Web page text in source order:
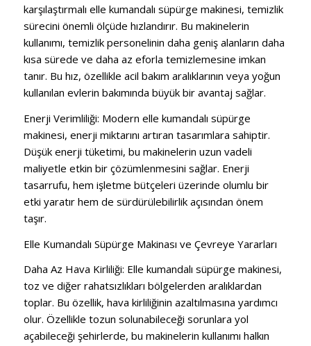
karşılaştırmalı elle kumandalı süpürge makinesi, temizlik
sürecini önemli ölçüde hızlandırır. Bu makinelerin
kullanımı, temizlik personelinin daha geniş alanların daha
kısa sürede ve daha az eforla temizlemesine imkan
tanır. Bu hız, özellikle acil bakım aralıklarının veya yoğun
kullanılan evlerin bakımında büyük bir avantaj sağlar.
Enerji Verimliliği: Modern elle kumandalı süpürge
makinesi, enerji miktarını artıran tasarımlara sahiptir.
Düşük enerji tüketimi, bu makinelerin uzun vadeli
maliyetle etkin bir çözümlenmesini sağlar. Enerji
tasarrufu, hem işletme bütçeleri üzerinde olumlu bir
etki yaratır hem de sürdürülebilirlik açısından önem
taşır.
Elle Kumandalı Süpürge Makinası ve Çevreye Yararları
Daha Az Hava Kirliliği: Elle kumandalı süpürge makinesi,
toz ve diğer rahatsızlıkları bölgelerden aralıklardan
toplar. Bu özellik, hava kirliliğinin azaltılmasına yardımcı
olur. Özellikle tozun solunabileceği sorunlara yol
açabileceği şehirlerde, bu makinelerin kullanımı halkın